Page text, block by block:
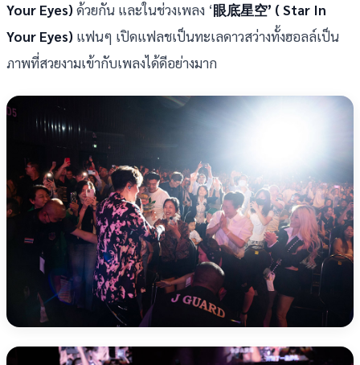
Your Eyes) ด้วยกัน และในช่วงเพลง ‘眼底星空’ ( Star In
Your Eyes) แฟนๆ เปิดแฟลชเป็นทะเลดาวสว่างทั้งฮอลล์เป็น
ภาพที่สวยงามเข้ากับเพลงได้ดีอย่างมาก